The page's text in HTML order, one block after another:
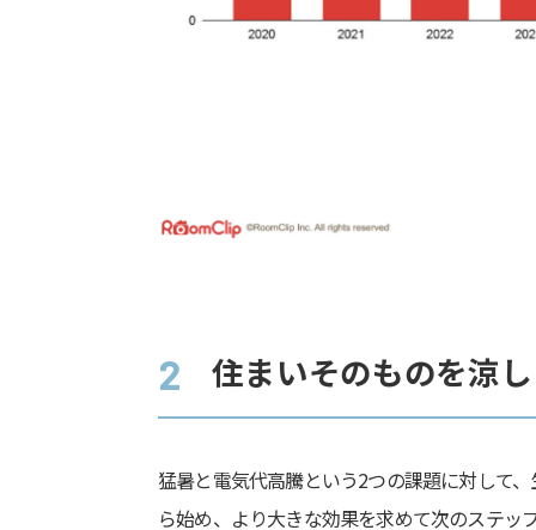
2 住まいそのものを涼
猛暑と電気代高騰という2つの課題に対して
ら始め、より大きな効果を求めて次のステッ